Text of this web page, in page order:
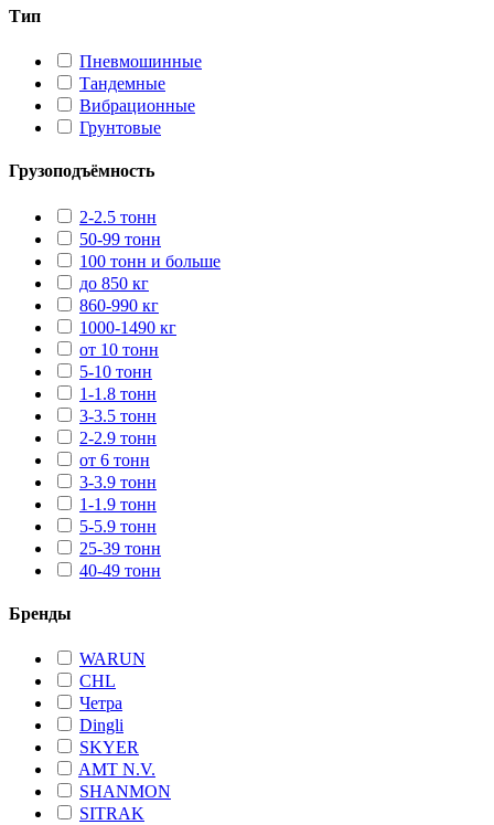
Тип
Пневмошинные
Тандемные
Вибрационные
Грунтовые
Грузоподъёмность
2-2.5 тонн
50-99 тонн
100 тонн и больше
до 850 кг
860-990 кг
1000-1490 кг
от 10 тонн
5-10 тонн
1-1.8 тонн
3-3.5 тонн
2-2.9 тонн
от 6 тонн
3-3.9 тонн
1-1.9 тонн
5-5.9 тонн
25-39 тонн
40-49 тонн
Бренды
WARUN
CHL
Четра
Dingli
SKYER
AMT N.V.
SHANMON
SITRAK